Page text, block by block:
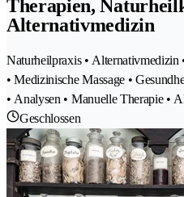
Therapien,
Alternativmedizin
Naturheilpraxis • Alternativmedizin
• Medizinische Massage •
• Analysen • Manuelle Therapie •
Geschlossen